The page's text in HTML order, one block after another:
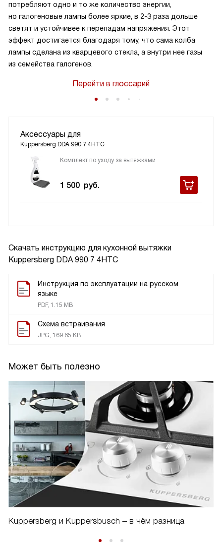
Скачать инструкцию для кухонной вытяжки
Kuppersberg DDA 990 7 4HTC
Инструкция по эксплуатации на русском
языке
PDF, 1.15 MB
Схема встраивания
JPG, 169.65 KB
Может быть полезно
Kuppersberg и Kuppersbusch – в чём разница
потребляют одно и то же количество энергии,
но галогеновые лампы более яркие, в 2-3 раза дольше
светят и устойчивее к перепадам напряжения. Этот
эффект достигается благодаря тому, что сама колба
лампы сделана из кварцевого стекла, а внутри нее газы
из семейства галогенов.
Перейти в глоссарий
Аксессуары для
Kuppersberg DDA 990 7 4HTC
Комплект по уходу за вытяжками
1 500 руб.